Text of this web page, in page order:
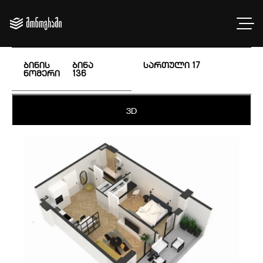
ბინის
ნომერი
ბინა
136
სართული 17
3D